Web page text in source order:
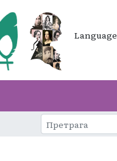
Language